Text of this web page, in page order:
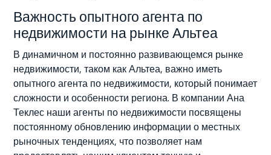
Важность опытного агента по
недвижимости на рынке Альтеа
В динамичном и постоянно развивающемся рынке
недвижимости, таком как Альтеа, важно иметь
опытного агента по недвижимости, который понимает
сложности и особенности региона. В компании Ана
Теклес наши агенты по недвижимости посвящены
постоянному обновлению информации о местных
рыночных тенденциях, что позволяет нам